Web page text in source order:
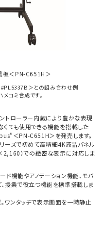
板＜PN-C651H＞
#PL5337B＞との組み合わせ例
コミ合成です。
トローラー内蔵により豊かな表現
くても使用できる機能を搭載した
＜PN-C651H＞を発売します。
ーズで初めて高精細4K液晶パネル
）での緻密な表示に対応しま
ド機能やアノテーション機能、モバ
授業で役立つ機能を標準搭載しま
ワンタッチで表示画面を一時静止